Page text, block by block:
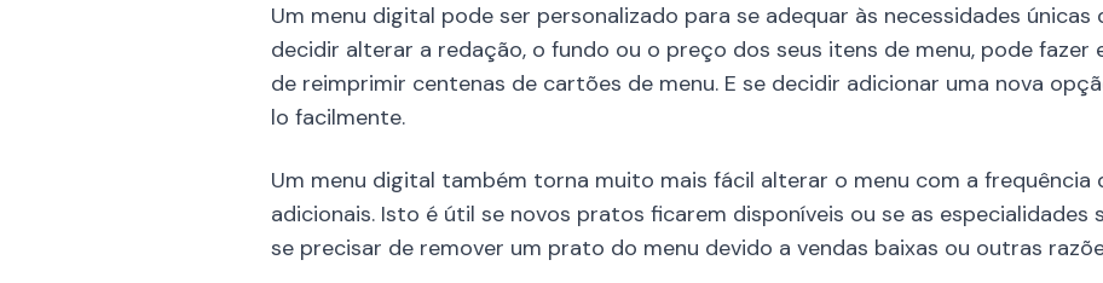
Um menu digital pode ser personalizado para se adequar às necessidades únicas
decidir alterar a redação, o fundo ou o preço dos seus itens de menu, pode fazer
de reimprimir centenas de cartões de menu. E se decidir adicionar uma nova
lo facilmente.
Um menu digital também torna muito mais fácil alterar o menu com a frequência
adicionais. Isto é útil se novos pratos ficarem disponíveis ou se as especialidades
se precisar de remover um prato do menu devido a vendas baixas ou outras